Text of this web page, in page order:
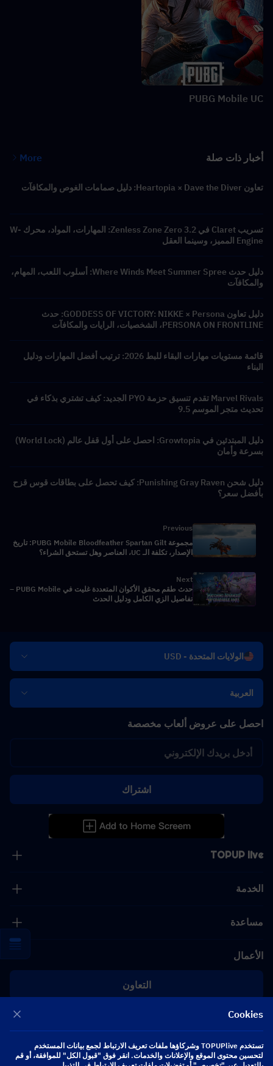
PUBG Mobile UC
أخبار ذات صلة More
تعاون Heartopia × Dave the Diver: دليل صمامات الغوص والمكافآت
تسريب Claret في Zenless Zone Zero 3.2: المهارات، المواد، محرك W-
Engine المميز، وسينما العقل
دليل حدث Where Winds Meet Summer Spree: أسلوب اللعب، المهام،
والمكافآت
دليل تعاون GODDESS OF VICTORY: NIKKE × Persona: حدث
PERSONA ON FRONTLINE، الشخصيات، الرايات والمكافآت
قائمة مستويات مهارات البقاء للبط 2026: ترتيب أفضل المهارات ودليل
البناء
Marvel Rivals تقدم تنسيق حزمة PYO الجديد: كيف تشتري بذكاء في
تحديث متجر الموسم 9.5
دليل المبتدئين في Growtopia: احصل على أول قفل عالم (World Lock)
بسرعة وأمان
دليل شحن Punishing Gray Raven: كيف تحصل على بطاقات قوس قزح
بأفضل سعر؟
Previous
مجموعة PUBG Mobile Bloodfeather Spartan Gilt: تاريخ
الإصدار، تكلفة الـ UC، العناصر وهل تستحق الشراء؟
Next
حدث طقم محقق الأكوان المتعددة غليت في PUBG Mobile –
تفاصيل الزي الكامل ودليل الحدث
الولايات المتحدة - USD
العربية
TOPUP live
الخدمة
مساعدة
الأعمال
التعاون
[email protected]
[email protected]
احصل على عروض ألعاب مخصصة
اشتراك
Cookies
تستخدم TOPUPlive وشركاؤها ملفات تعريف الارتباط لجمع بيانات المستخدم
لتحسين محتوى الموقع والإعلانات والخدمات. انقر فوق "قبول الكل" للموافقة، أو قم